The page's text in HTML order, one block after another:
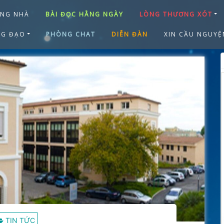
NHÀ BÀI ĐỌC HẰNG NGÀY LÒNG THƯƠNG XÓT
ĐẠO PHÒNG CHAT DIỄN ĐÀN XIN CẦU
TIN TỨC